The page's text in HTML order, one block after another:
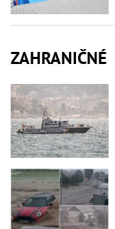
ZAHRANIČNÉ